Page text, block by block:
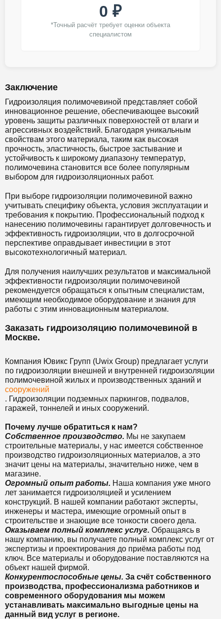
0 ₽
*Точный расчёт требует оценки объекта
специалистом
Заключение
Гидроизоляция полимочевиной представляет собой
инновационное решение, обеспечивающее высокий
уровень защиты различных поверхностей от влаги и
агрессивных воздействий. Благодаря уникальным
свойствам этого материала, таким как высокая
прочность, эластичность, быстрое застывание и
устойчивость к широкому диапазону температур,
полимочевина становится все более популярным
выбором для гидроизоляционных работ.
При выборе гидроизоляции полимочевиной важно
учитывать специфику объекта, условия эксплуатации и
требования к покрытию. Профессиональный подход к
нанесению полимочевины гарантирует долговечность и
эффективность гидроизоляции, что в долгосрочной
перспективе оправдывает инвестиции в этот
высокотехнологичный материал.
Для получения наилучших результатов и максимальной
эффективности гидроизоляции полимочевиной
рекомендуется обращаться к опытным специалистам,
имеющим необходимое оборудование и знания для
работы с этим инновационным материалом.
Заказать гидроизоляцию полимочевиной в
Москве.
Компания Ювикс Групп (Uwix Group) предлагает услуги
по гидроизоляции внешней и внутренней гидроизоляции
полимочевиной жилых и производственных зданий и
сооружений
. Гидроизоляции подземных паркингов, подвалов,
гаражей, тоннелей и иных сооружений.
Почему лучше обратиться к нам?
Собственное производство. Мы не закупаем
строительные материалы, у нас имеется собственное
производство гидроизоляционных материалов, а это
значит цены на материалы, значительно ниже, чем в
магазине.
Огромный опыт работы. Наша компания уже много
лет занимается гидроизоляцией и усилением
конструкций. В нашей компании работают эксперты,
инженеры и мастера, имеющие огромный опыт в
строительстве и знающие все тонкости своего дела.
Оказываем полный комплекс услуг. Обращаясь в
нашу компанию, вы получаете полный комплекс услуг от
экспертизы и проектирования до приёма работы под
ключ. Все материалы и оборудование поставляются на
объект нашей фирмой.
Конкурентоспособные цены. За счёт собственного
производства, профессионализма работников и
современного оборудования мы можем
устанавливать максимально выгодные цены на
данный вид услуг в регионе.